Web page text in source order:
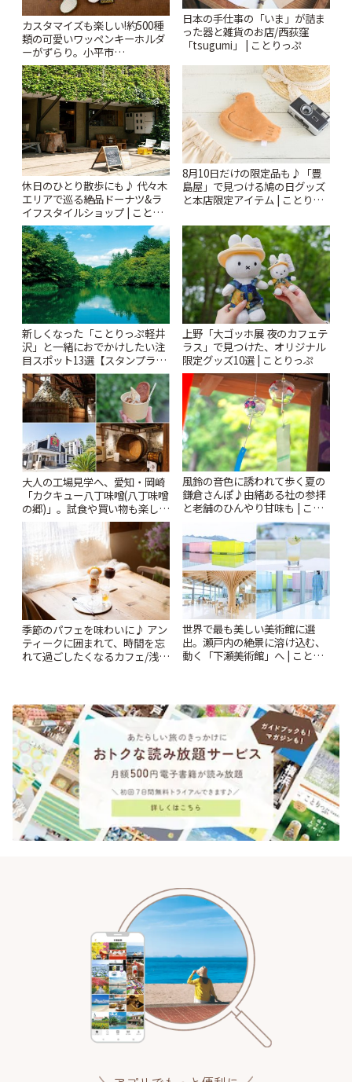
カスタマイズも楽しい!約500種
類の可愛いワッペンキーホルダ
ーがずらり。小平市
「Kimamaya T&K」 | ことりっ
ぷ
日本の手仕事の「いま」が詰ま
った器と雑貨のお店/西荻窪
「tsugumi」 | ことりっぷ
休日のひとり散歩にも♪ 代々木
エリアで巡る絶品ドーナツ&ラ
イフスタイルショップ | ことり
っぷ
8月10日だけの限定品も♪「豊
島屋」で見つける鳩の日グッズ
と本店限定アイテム | ことりっ
新しくなった「ことりっぷ軽井
沢」と一緒におでかけしたい注
目スポット13選【スタンプラリ
ー開催中】 | ことりっぷ
上野「大ゴッホ展 夜のカフェテ
ラス」で見つけた、オリジナル
限定グッズ10選 | ことりっぷ
大人の工場見学へ、愛知・岡崎
「カクキュー八丁味噌(八丁味噌
の郷)」。試食や買い物も楽しみ
♪ | ことりっぷ
風鈴の音色に誘われて歩く夏の
鎌倉さんぽ♪由緒ある社の参拝
と老舗のひんやり甘味も | こと
季節のパフェを味わいに♪ アン
ティークに囲まれて、時間を忘
れて過ごしたくなるカフェ/浅草
世界で最も美しい美術館に選
出。瀬戸内の絶景に溶け込む、
動く「下瀬美術館」へ | ことり